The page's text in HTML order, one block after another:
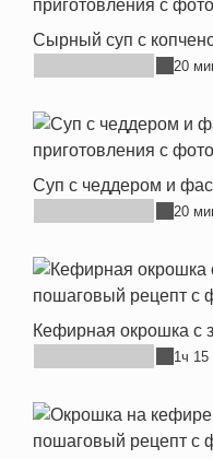
Сырный суп с
20
Суп с чеддером и
20
Кефирная окрошка с
1ч